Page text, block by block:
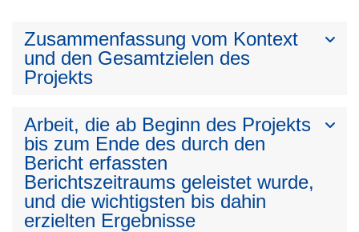
Zusammenfassung vom Kontext
und den Gesamtzielen des
Projekts
Arbeit, die ab Beginn des Projekts
bis zum Ende des durch den
Bericht erfassten
Berichtszeitraums geleistet wurde,
und die wichtigsten bis dahin
erzielten Ergebnisse